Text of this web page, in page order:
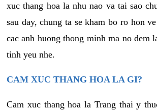
xuc thang hoa la nhu nao va tai sao
sau day, chung ta se kham bo ro hon
cac anh huong thong minh ma no dem
tinh yeu nhe.
CAM XUC THANG HOA LA GI?
Cam xuc thang hoa la Trang thai y